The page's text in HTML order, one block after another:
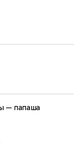
— папаша